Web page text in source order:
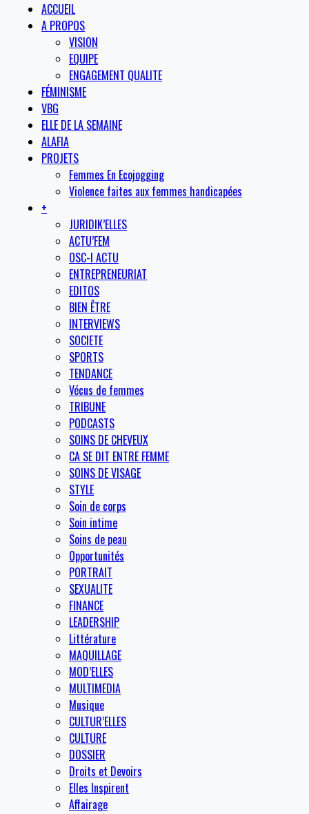
ACCUEIL
A PROPOS
VISION
EQUIPE
ENGAGEMENT QUALITE
FÉMINISME
VBG
ELLE DE LA SEMAINE
ALAFIA
PROJETS
Femmes En Ecojogging
Violence faites aux femmes handicapées
+
JURIDIK’ELLES
ACTU’FEM
OSC-I ACTU
ENTREPRENEURIAT
EDITOS
BIEN ÊTRE
INTERVIEWS
SOCIETE
SPORTS
TENDANCE
Vécus de femmes
TRIBUNE
PODCASTS
SOINS DE CHEVEUX
CA SE DIT ENTRE FEMME
SOINS DE VISAGE
STYLE
Soin de corps
Soin intime
Soins de peau
Opportunités
PORTRAIT
SEXUALITE
FINANCE
LEADERSHIP
Littérature
MAQUILLAGE
MOD’ELLES
MULTIMEDIA
Musique
CULTUR’ELLES
CULTURE
DOSSIER
Droits et Devoirs
Elles Inspirent
Affairage